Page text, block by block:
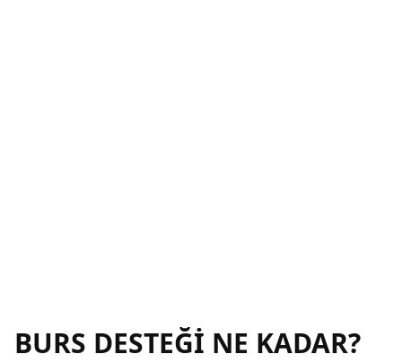
BURS DESTEĞİ NE KADAR?